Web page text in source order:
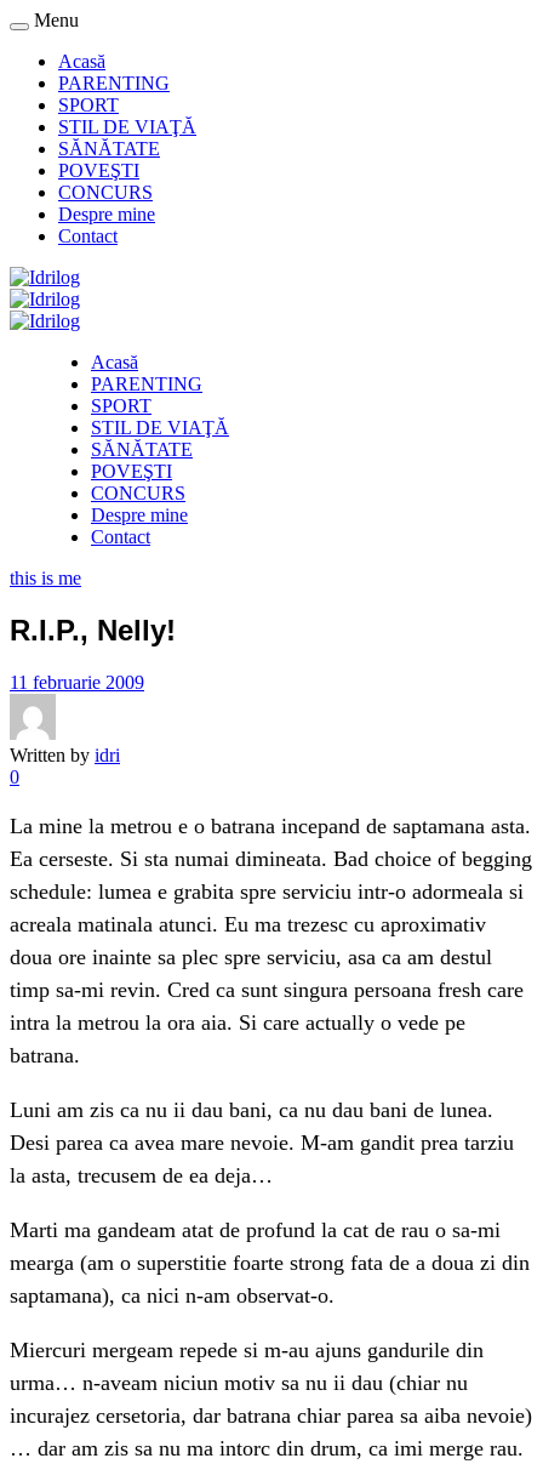
Menu
Acasă
PARENTING
SPORT
STIL DE VIAŢĂ
SĂNĂTATE
POVEŞTI
CONCURS
Despre mine
Contact
Acasă
PARENTING
SPORT
STIL DE VIAŢĂ
SĂNĂTATE
POVEŞTI
CONCURS
Despre mine
Contact
this is me
R.I.P., Nelly!
11 februarie 2009
Written by idri
0
La mine la metrou e o batrana incepand de saptamana asta.
Ea cerseste. Si sta numai dimineata. Bad choice of begging
schedule: lumea e grabita spre serviciu intr-o adormeala si
acreala matinala atunci. Eu ma trezesc cu aproximativ
doua ore inainte sa plec spre serviciu, asa ca am destul
timp sa-mi revin. Cred ca sunt singura persoana fresh care
intra la metrou la ora aia. Si care actually o vede pe
batrana.
Luni am zis ca nu ii dau bani, ca nu dau bani de lunea.
Desi parea ca avea mare nevoie. M-am gandit prea tarziu
la asta, trecusem de ea deja…
Marti ma gandeam atat de profund la cat de rau o sa-mi
mearga (am o superstitie foarte strong fata de a doua zi din
saptamana), ca nici n-am observat-o.
Miercuri mergeam repede si m-au ajuns gandurile din
urma… n-aveam niciun motiv sa nu ii dau (chiar nu
incurajez cersetoria, dar batrana chiar parea sa aiba nevoie)
… dar am zis sa nu ma intorc din drum, ca imi merge rau.